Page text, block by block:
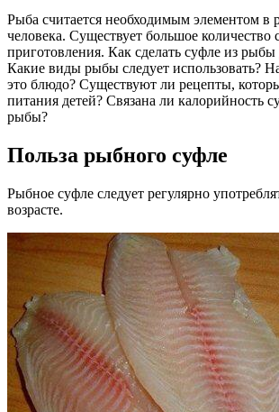
Рыба считается необходимым элементом в
человека. Существует большое количество
приготовления. Как сделать суфле из рыбы
Какие виды рыбы следует использовать?
это блюдо? Существуют ли рецепты,
питания детей? Связана ли калорийность
рыбы?
Польза рыбного суфле
Рыбное суфле следует регулярно
возрасте.